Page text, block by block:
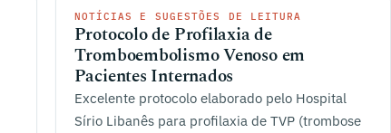
NOTÍCIAS E SUGESTÕES DE LEITURA
Protocolo de Profilaxia de
Tromboembolismo Venoso em
Pacientes Internados
Excelente protocolo elaborado pelo Hospital
Sírio Libanês para profilaxia de TVP (trombose